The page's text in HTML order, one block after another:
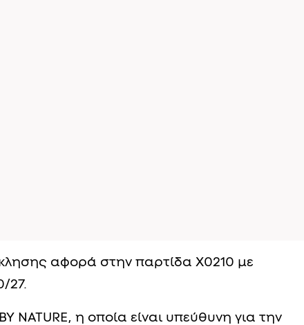
αφορά στην παρτίδα Χ0210 με
27.
NATURE, η οποία είναι υπεύθυνη για την